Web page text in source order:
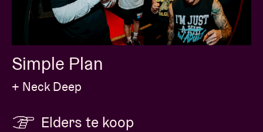
Simple Plan
+ Neck Deep
Elders te koop